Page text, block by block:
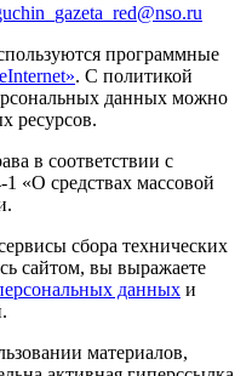
gazeta red@nso.ru
программные
. С политикой
данных можно
ресурсов.
в соответствии с
«О средствах массовой
сбора технических
сайтом, вы выражаете
данных и
материалов,